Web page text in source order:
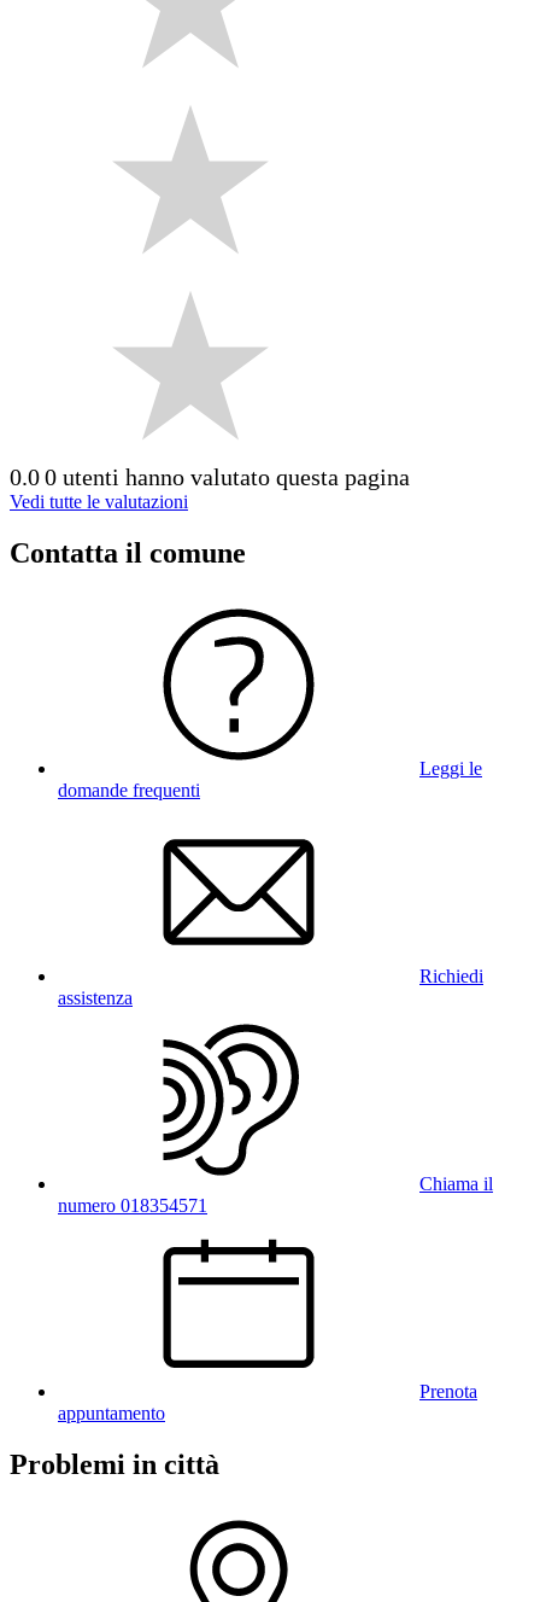
0.00 utenti hanno valutato questa pagina
Vedi tutte le valutazioni
Contatta il comune
Leggi le
domande frequenti
Richiedi
assistenza
Chiama il
numero 018354571
Prenota
appuntamento
Problemi in città